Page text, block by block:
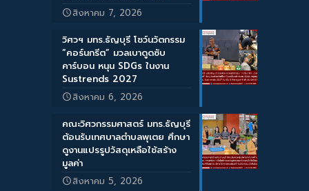
สิงหาคม 7, 2026
วิศวฯ มทร.ธัญบุรี โชว์นวัตกรรม
“คอร์นกรีต” มวลเบาดูดซับ
คาร์บอน หนุน SDGs ในงาน
Sustrends 2027
สิงหาคม 6, 2026
คณะวิศวกรรมศาสตร์ มทร.ธัญบุรี
ต้อนรับเทศบาลตำบลพุเตย ศึกษา
ดูงานแปรรูปวัสดุเหลือใช้สร้าง
มูลค่า
สิงหาคม 5, 2026